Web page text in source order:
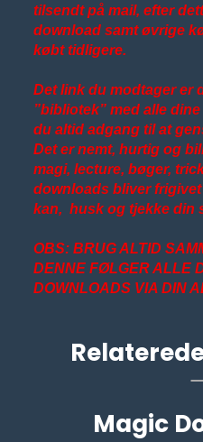
tilsendt på mail, efter
download samt øvrige
købt tidligere.
Det link du modtager er
”bibliotek” med alle
du altid adgang til at
Det er nemt, hurtig og
magi, lecture, bøger,
downloads bliver
kan, husk og tjekke din
OBS: BRUG ALTID
DENNE FØLGER ALLE
DOWNLOADS VIA DIN
Magic